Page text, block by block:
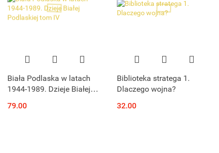
Biała Podlaska w latach
1944-1989. Dzieje Białej
79.00
Biblioteka stratega 1.
Dlaczego wojna?
32.00